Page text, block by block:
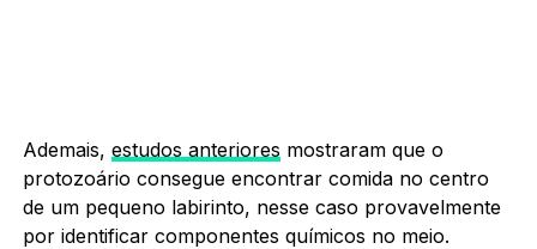
Ademais, estudos anteriores mostraram que o
protozoário consegue encontrar comida no centro
de um pequeno labirinto, nesse caso provavelmente
por identificar componentes químicos no meio.